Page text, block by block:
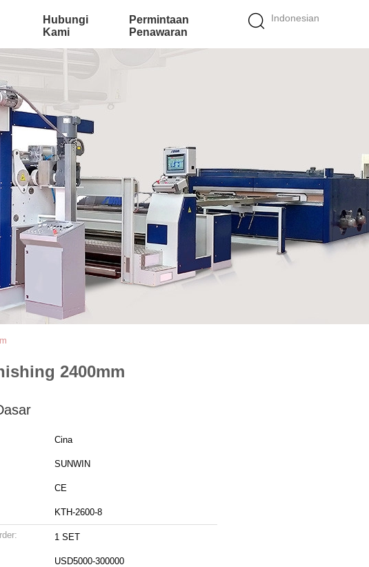
Indonesian
Hubungi
Kami
Permintaan
Penawaran
2400mm
Cina
SUNWIN
CE
KTH-2600-8
1 SET
USD5000-300000